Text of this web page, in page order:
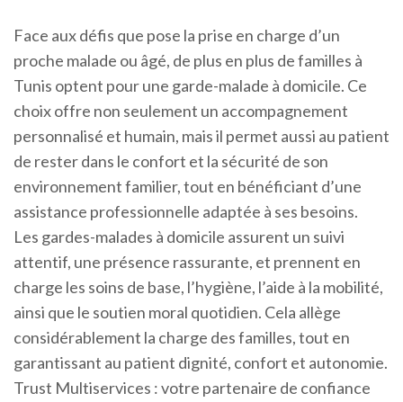
Face aux défis que pose la prise en charge d’un
proche malade ou âgé, de plus en plus de familles à
Tunis optent pour une garde-malade à domicile. Ce
choix offre non seulement un accompagnement
personnalisé et humain, mais il permet aussi au patient
de rester dans le confort et la sécurité de son
environnement familier, tout en bénéficiant d’une
assistance professionnelle adaptée à ses besoins.
Les gardes-malades à domicile assurent un suivi
attentif, une présence rassurante, et prennent en
charge les soins de base, l’hygiène, l’aide à la mobilité,
ainsi que le soutien moral quotidien. Cela allège
considérablement la charge des familles, tout en
garantissant au patient dignité, confort et autonomie.
Trust Multiservices : votre partenaire de confiance